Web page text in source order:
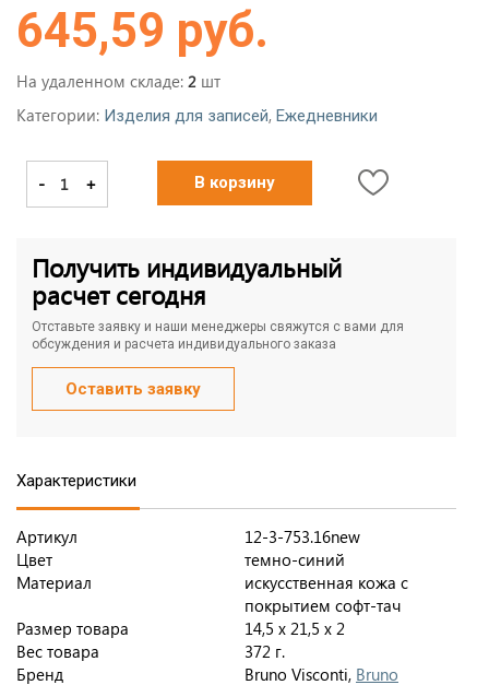
645,59 руб.
На удаленном складе: 2 шт
Категории: Изделия для записей, Ежедневники
- + В корзину
Получить индивидуальный
расчет сегодня
Отставьте заявку и наши менеджеры свяжутся с вами для
обсуждения и расчета индивидуального заказа
Оставить заявку
Характеристики
Артикул
12-3-753.16new
Цвет
темно-синий
Материал
искусственная кожа с
покрытием софт-тач
Размер товара
14,5 х 21,5 х 2
Вес товара
372 г.
Бренд
Bruno Visconti, Bruno